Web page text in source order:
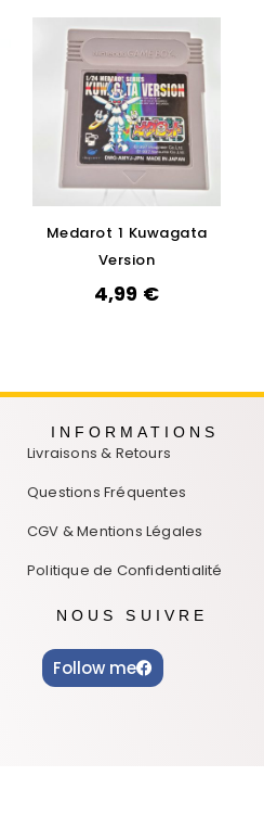
Medarot 1 Kuwagata
Version
4,99 €
INFORMATIONS
Livraisons & Retours
Questions Fréquentes
CGV & Mentions Légales
Politique de Confidentialité
NOUS SUIVRE
Follow me